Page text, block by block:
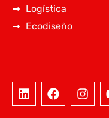
Logística
Ecodiseño